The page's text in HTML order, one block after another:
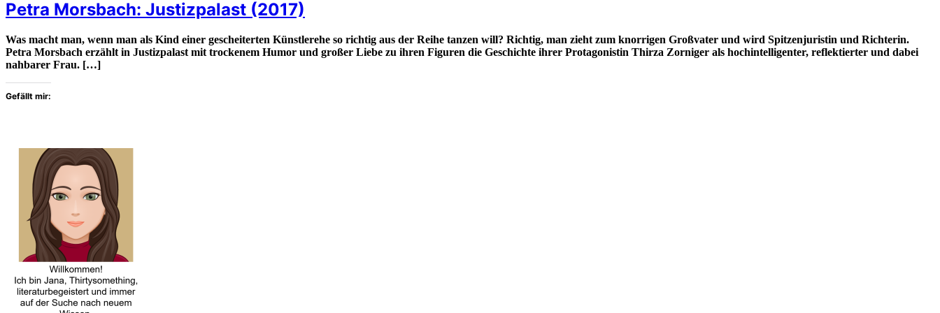
Petra Morsbach: Justizpalast (2017)
Was macht man, wenn man als Kind einer gescheiterten Künstlerehe so richtig aus der Reihe tanzen will? Richtig, man zieht zum knorrigen Großvater und wird Spitzenjuristin und Richterin.
Petra Morsbach erzählt in Justizpalast mit trockenem Humor und großer Liebe zu ihren Figuren die Geschichte ihrer Protagonistin Thirza Zorniger als hochintelligenter, reflektierter und dabei
nahbarer Frau. […]
Gefällt mir: